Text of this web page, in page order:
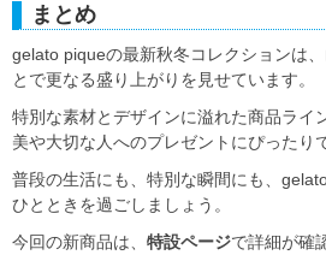
まとめ
gelato piqueの最新秋冬コレクションは
とで更なる盛り上がりを見せています。
特別な素材とデザインに溢れた商品ライ
美や大切な人へのプレゼントにぴったり
普段の生活にも、特別な瞬間にも、
ひとときを過ごしましょう。
今回の新商品は、 特設ページで詳細が確